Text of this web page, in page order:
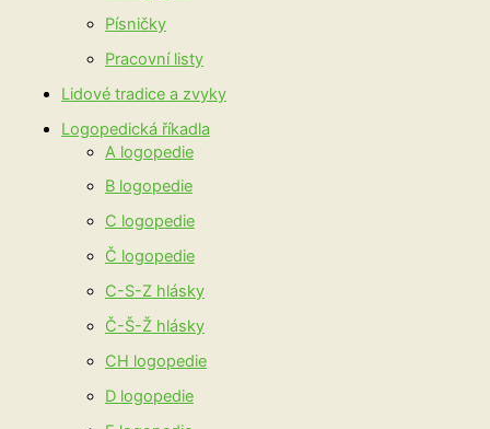
Písničky
Pracovní listy
Lidové tradice a zvyky
Logopedická říkadla
A logopedie
B logopedie
C logopedie
Č logopedie
C-S-Z hlásky
Č-Š-Ž hlásky
CH logopedie
D logopedie